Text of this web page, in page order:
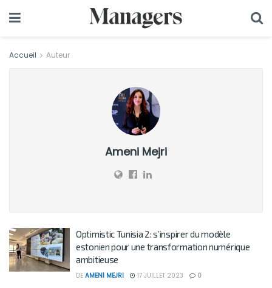
Accueil Auteur
Ameni Mejri
Optimistic Tunisia 2: s’inspirer du modèle
estonien pour une transformation numérique
ambitieuse
DE AMENI MEJRI 17 JUILLET 2023 0